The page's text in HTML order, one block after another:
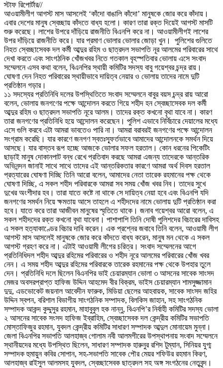
স্টাফ রিপোর্টার//
আওয়ামীলীগ আগস্ট মাস আসলেই ‘কাঁদো বাঙালি কাঁদো’ মানুষকে জোর করে কাঁদায়।
এবার দেশের মানুষ স্বেচ্ছায় কাঁদতে বাধ্য হলো‌। কারণ তারা রক্ত দিয়েই আগস্ট মাসটি
শুরু করেছে। লাশের উপরে দাঁড়িয়ে রাজনীতি বিএনপি করে না। আওয়ামীলীগই লাশের
উপর দাঁড়িয়ে রাজনীতি করে। যার প্রমাণ ভোলার ভোলার জোড়া খুন। পুলিশের গুলিতে
নিহত স্বেচ্ছাসেবক দল কর্মী আব্দুর রহিম ও ছাত্রদল সভাপতি নূর আলমের পরিবারের সাথে
দেখা করতে এবং সাংগঠনিক খোঁজখবর নিতে গতকাল বৃহস্পতিবার ভোলায় এসে সংবাদ
সম্মেলনে এসব কথা বলেন, বিএনপির স্থায়ী কমিটির সদস্য বাবু গয়েশ্বর চন্দ্র রায়।
ঘোষণা দেন নিহত পরিবারের স্থায়ীভাবে দায়িত্ব নেয়ার ও ভোলায় তাদের নামে দুটি
প্রতিষ্ঠান গড়ার।
১১ সদস্যের প্রতিনিধি দলের উপস্থিতিতে সংবাদ সম্মেলনে বাবুর বয়স চন্দ্র রায় আরো
বলেন, ভোলায় জনগণের পক্ষে আন্দোলন করতে গিয়ে শহীদ হন স্বেচ্ছাসেবক দল কর্মী
আব্দুর রহিম ও ছাত্রদল সভাপতি নূরে আলম। তাদের রক্ত কখনো বৃথা যাবে না। কারণ
তারা জনগণের প্রতিনিধি হয়ে আন্দোলন করেছেন। পুলিশ এভাবে নির্বিচারে দেয়ালের মধ্যে
এসে গুলি করবে এটা আমরা ভাবতেও পারি না। আমরা বরাবরই জনগণের পক্ষে আন্দোলন
সংগ্রাম করেছি। যার কারণে জনগণ স্বতঃস্ফূর্তভাবে আমাদের আন্দোলনকে সমর্থন দিয়ে
আসছে। যার বাস্তব রূপ হচ্ছে আজকে ভোলার সফল হরতাল। কোন ধরনের পিকেটিং
ছাড়াই মানুষ দোকানপাট বন্ধ রেখে প্রতিবাদ করছে আমরা এজন্য তাদেরকে আন্তরিক
অভিনন্দন জানাই সাথে সাথে তাদের এই আন্তরিকতার কারণে আমরা অর্থ দিবস হরতাল
প্রত্যারের ঘোষণা দিচ্ছি তিনি আরো বলেন, আমাদের নেতা তারেক রহমানের পক্ষ থেকে
ঘোষণা দিচ্ছি, এ সকল শহীদ পরিবারকে আমরা সব সময় খোঁজ খবর নিব। তাদের সুখে
দুখের অংশীদার হব। তারা যাতে কষ্টে না থাকে সে দায়িত্ব নেয়া হবে এবং বিএনপি যদি
জনগণের সমর্থন নিয়ে ক্ষমতায় আসে তাহলে এ শহীদদের নামে ভোলায় দুটি প্রতিষ্ঠান করা
হবে। যাতে করে তারা আজীবন মানুষের স্মৃতিতে থাকে। জনাব গয়েশ্বর আরো বলেন, এ
সকল শহীদদের রক্ত কখনো বৃথা যাবেনা। পাশাপাশি তিনি দোষী পুলিশদের বিচারের দাবিসহ
এ সকল হত্যাকাণ্ডের বিচার দাবি করেন। এক প্রশ্নের জবাবে তিনি বলেন, আওয়ামী লীগ
আগস্ট মাস আসলেই মানুষকে জোর করে কাঁদতে বাধ্য করেন, মানুষ মন থেকে এ সকল
আগস্ট গ্রহণ করে না। এটাই আওয়ামী লীগের চরিত্র। সংবাদ সম্মেলনের আগে
প্রতিনিধিদল শহীদ আব্দুর রহিমের পরিবারের ও শহীদ নূরে আলমের পরিবারের খোঁজ খবর
নেন। এ সময় শহীদ আব্দুর রহিমের পরিবারকে তারেক রহমানের পক্ষ থেকে উপহার তুলে
দেন। প্রতিনিধি দলে ছিলেন বিএনপির ভাই চেয়ারম্যান ভোলা ৩ আসনের সাবেক সাংসদ
মেজর অবসরপ্রাপ্ত হাফিজ উদ্দিন আহমেদ বীর বিক্রম, ভাইস চেয়ারম্যান শামসুজ্জামান
দুদু, এডভোকেট জয়নাল আবেদীন ফারুক, মিডিয়া ছেলের আহবায়ক, সাবেক সাংসদ জহির
উদ্দিন স্বপন, বরিশাল বিভাগীয় সাংগঠনিক সম্পাদক, বিলকিস জাহান, সহ সাংগঠনিক
সম্পাদক আকন্দ কুদ্দুসুর রহমান, মাহাবুবুল হক নান্নু, বিএনপি’র নির্বাহী কমিটির সদস্য ভোলা
২ আসনের সাবেক সংসদ হাফিজ ইব্রাহিম, স্বেচ্ছাসেবক দল কেন্দ্রীয় কমিটির সভাপতি
মোস্তাফিজুর রহমান, যুবদল কেন্দ্রীয় কমিটির সাধারণ সম্পাদক আব্দুল মোনায়েম মুন্না।
জেলা বিএনপির সভাপতি আলহাজ্ব গোলাম নবী আলমগীরের উপস্থাপনায় সংবাদ সম্মেলনে
স্থানীয়দের মধ্যে উপস্থিত ছিলেন, সাধারণ সম্পাদক হারুনুর রশিদ টুম্যান, সিনিয়র যুগ্ম
সম্পাদক হুমায়ুন কবির সোপান, সহ-সভাপতি সাবেক পৌর মেয়র শফিউর রহমান কিরণ,
আলহাজ্ব রাইসুল আলমসহ যুবদল, স্বেচ্ছাসেবক ছাত্রদল সহ অঙ্গ সংগঠনের নেতৃবৃন্দ।